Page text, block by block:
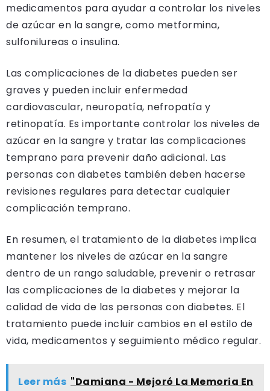
medicamentos para ayudar a controlar los niveles
de azúcar en la sangre, como metformina,
sulfonilureas o insulina.
Las complicaciones de la diabetes pueden ser
graves y pueden incluir enfermedad
cardiovascular, neuropatía, nefropatía y
retinopatía. Es importante controlar los niveles de
azúcar en la sangre y tratar las complicaciones
temprano para prevenir daño adicional. Las
personas con diabetes también deben hacerse
revisiones regulares para detectar cualquier
complicación temprano.
En resumen, el tratamiento de la diabetes implica
mantener los niveles de azúcar en la sangre
dentro de un rango saludable, prevenir o retrasar
las complicaciones de la diabetes y mejorar la
calidad de vida de las personas con diabetes. El
tratamiento puede incluir cambios en el estilo de
vida, medicamentos y seguimiento médico regular.
Leer más "Damiana - Mejoró La Memoria En